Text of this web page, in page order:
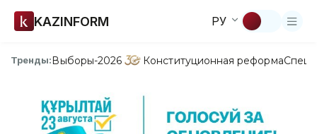
KAZINFORM РУ
Тренды:Выборы-2026 Конституционная реформа